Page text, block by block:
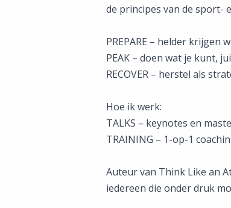
de principes van de sport-
PREPARE – helder krijgen
PEAK – doen wat je kunt,
RECOVER – herstel als
Hoe ik werk:
TALKS – keynotes en
TRAINING – 1-op-1
Auteur van Think Like an
iedereen die onder druk